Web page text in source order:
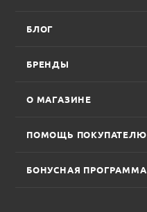
БЛОГ
БРЕНДЫ
О МАГАЗИНЕ
ПОМОЩЬ ПОКУПАТЕЛЮ
БОНУСНАЯ ПРОГРАММА